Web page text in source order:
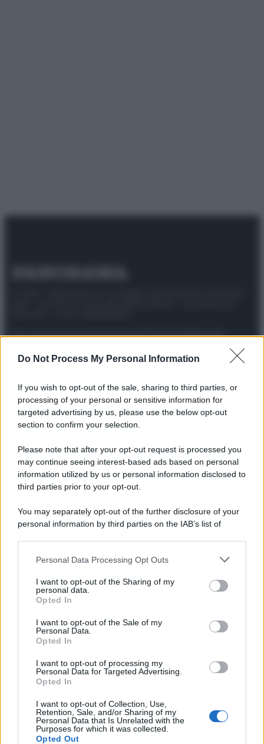
Do Not Process My Personal Information
If you wish to opt-out of the sale, sharing to third parties, or
processing of your personal or sensitive information for
targeted advertising by us, please use the below opt-out
section to confirm your selection.
Please note that after your opt-out request is processed you
may continue seeing interest-based ads based on personal
information utilized by us or personal information disclosed to
third parties prior to your opt-out.
You may separately opt-out of the further disclosure of your
personal information by third parties on the IAB’s list of
This information may also be disclosed by us to third parties
disclose it to other third parties.
Please note that this website/app uses one or more Google
services and may gather and store information including but
not limited to your visit or usage behaviour. You may click to
grant or deny consent to Google and its third-party tags to
consent section.
Personal Data Processing Opt Outs
I want to opt-out of the Sharing of my
personal data.
Opted In
I want to opt-out of the Sale of my
Personal Data.
Opted In
I want to opt-out of processing my
Personal Data for Targeted Advertising.
Opted In
I want to opt-out of Collection, Use,
Retention, Sale, and/or Sharing of my
Personal Data that Is Unrelated with the
Purposes for which it was collected.
Opted Out
AttualitàLifestyleModaVideoPodcastAbbonati
Preferenze PrivacyPrivacy PolicyCookie PolicyNote legali